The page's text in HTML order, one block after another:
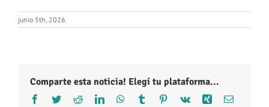
junio 5th, 2026
Comparte esta noticia! Elegí tu plataforma...
Facebook
TwitterRedditLinkedInWhatsApp
Tumblr Pinterest
Vk Xing Correo